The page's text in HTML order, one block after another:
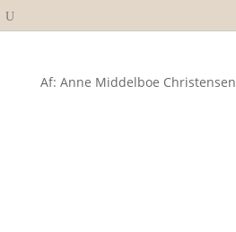
Af: Anne Middelboe Christensen